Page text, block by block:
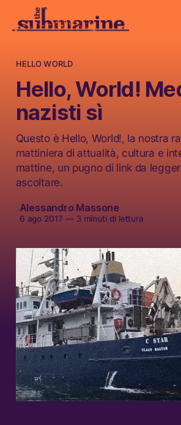
HELLO WORLD
Hello, World!
nazisti sì
Questo è Hello, World!, la nostra
mattiniera di attualità, cultura e
mattine, un pugno di link da
ascoltare.
Alessandro Massone
6 ago 2017 —3 minuti di lettura